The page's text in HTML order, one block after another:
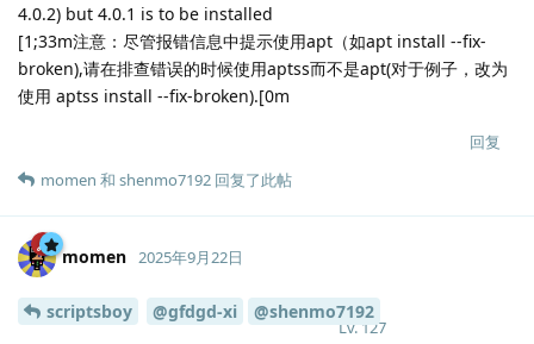
4.0.2) but 4.0.1 is to be installed
[1;33m注意：尽管报错信息中提示使用apt（如apt install --fix-
broken),请在排查错误的时候使用aptss而不是apt(对于例子，改为
使用 aptss install --fix-broken).[0m
回复
momen 和 shenmo7192 回复了此帖
momen
Lv.127
2025年9月22日
scriptsboy @gfdgd-xi @shenmo7192